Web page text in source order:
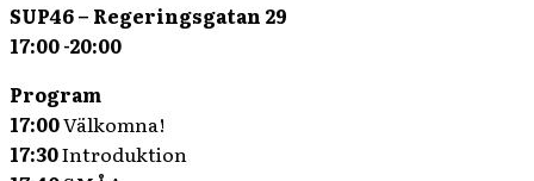
SUP46 – Regeringsgatan 29
17:00 -20:00
Program
17:00Välkomna!
17:30Introduktion